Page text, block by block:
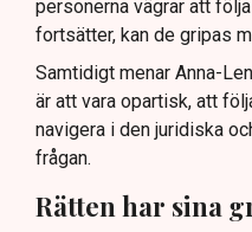
personerna vägrar att
fortsätter, kan de gripas
Samtidigt menar Anna-
är att vara opartisk, att
navigera i den juridiska
frågan.
Rätten har sina